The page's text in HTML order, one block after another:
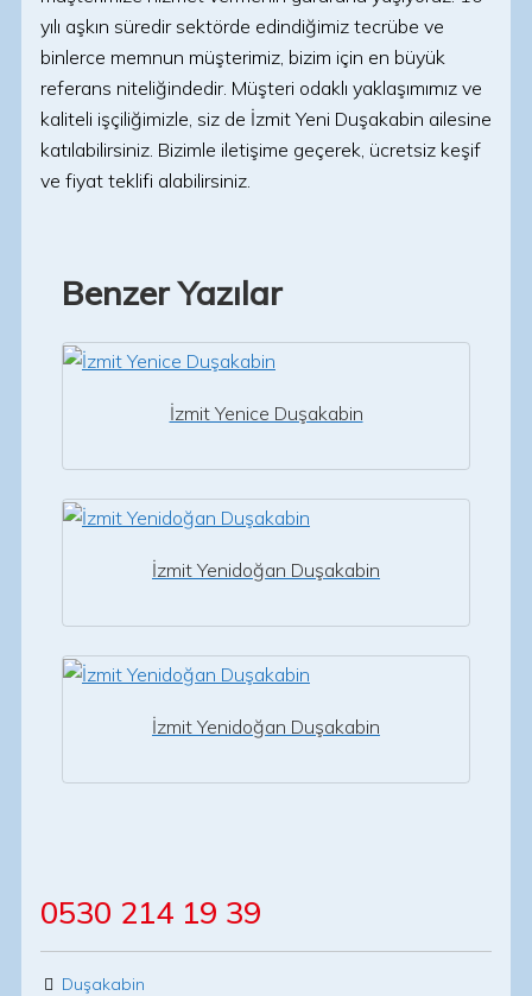
yılı aşkın süredir sektörde edindiğimiz tecrübe ve
binlerce memnun müşterimiz, bizim için en büyük
referans niteliğindedir. Müşteri odaklı yaklaşımımız ve
kaliteli işçiliğimizle, siz de İzmit Yeni Duşakabin ailesine
katılabilirsiniz. Bizimle iletişime geçerek, ücretsiz keşif
ve fiyat teklifi alabilirsiniz.
Benzer Yazılar
İzmit Yenice Duşakabin
İzmit Yenidoğan Duşakabin
İzmit Yenidoğan Duşakabin
0530 214 19 39
Duşakabin